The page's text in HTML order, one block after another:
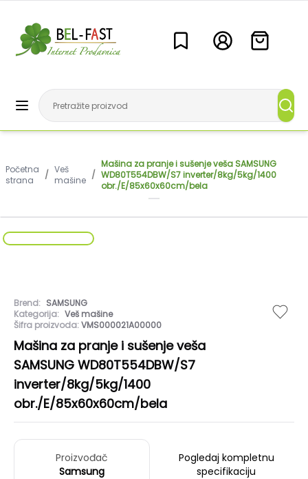
Početna
strana
/ Veš
mašine /
Mašina za pranje i sušenje veša SAMSUNG
WD80T554DBW/S7 inverter/8kg/5kg/1400
obr./E/85x60x60cm/bela
Brend: SAMSUNG
Kategorija: Veš mašine
Šifra proizvoda:VMS000021A00000
Mašina za pranje i sušenje veša
SAMSUNG WD80T554DBW/S7
inverter/8kg/5kg/1400
obr./E/85x60x60cm/bela
Proizvođač
Samsung
Pogledaj kompletnu
specifikaciju